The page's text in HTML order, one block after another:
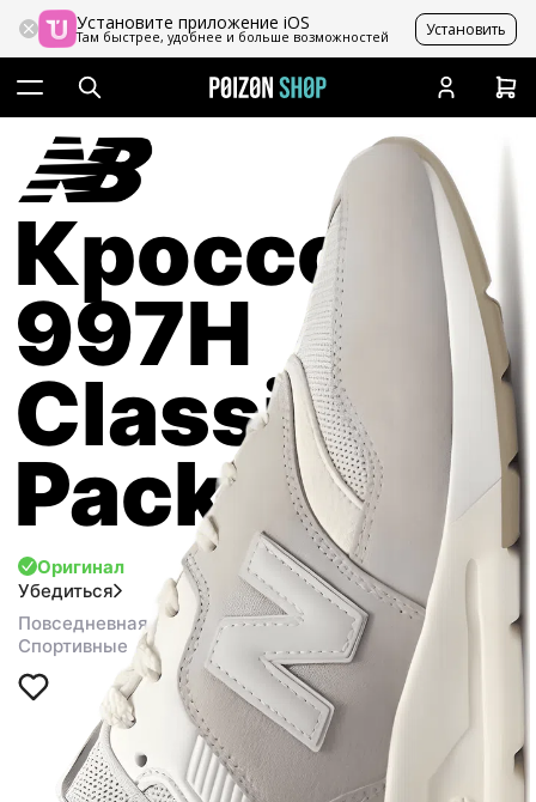
Установите приложение iOS
Там быстрее, удобнее и больше возможностей Установить
Кроссовки
997H
Classic
Pack
Оригинал
Убедиться
Повседневная обувь
Спортивные